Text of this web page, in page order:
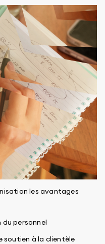
les avantages
personnel
soutien à la clientèle